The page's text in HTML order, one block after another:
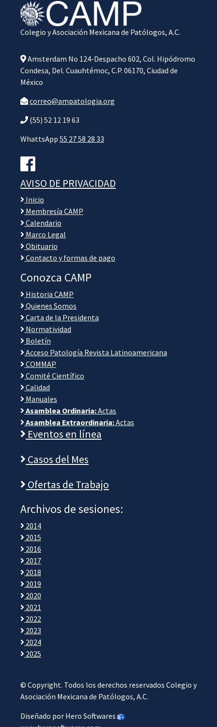
Colegio y Asociación Mexicana de Patólogos, A.C.
Amsterdam No 124-Despacho 602, Col. Hipódromo
Condesa, Del. Cuauhtémoc, C.P. 06170, Ciudad de
México
correo@ampatologia.org
(55) 52 12 19 63
WhattsApp 55 27 58 28 33
AVISO DE PRIVACIDAD
Inicio
Membresía CAMP
Calendario
Marco Legal
Obituario
Contacto y formas de pago
Conozca CAMP
Historia CAMP
Quienes Somos
Carta de la Presidenta
Normatividad
Boletín
Acceso Patología Revista Latinoamericana
COMMAP
Comité Científico
Calidad
Manuales
Asamblea Ordinaria:Actas
Asamblea Extraordinaria:Actas
Eventos en línea
Casos del Mes
Ofertas de Trabajo
Archivos de sesiones:
2014
2015
2016
2017
2018
2019
2020
2021
2022
2023
2024
2025
© Copyright. Todos los derechos reservados Colegio y
Asociación Mexicana de Patólogos, A.C.
Diseñado por Hero Softwares